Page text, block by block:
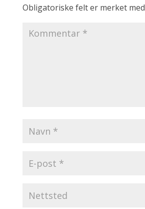
Obligatoriske felt er merket med